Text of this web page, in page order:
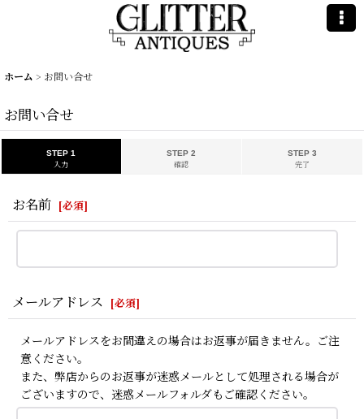
ホーム > お問い合せ
お問い合せ
STEP 1
入力
STEP 2
確認
STEP 3
完了
お名前 [必須]
メールアドレス [必須]
メールアドレスをお間違えの場合はお返事が届きません。ご注
意ください。
また、弊店からのお返事が迷惑メールとして処理される場合が
ございますので、迷惑メールフォルダもご確認ください。